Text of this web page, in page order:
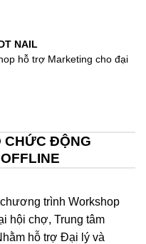
NAIL
hỗ trợ Marketing cho đại
CHỨC ĐỘNG
trình Workshop
hội chợ, Trung tâm
hỗ trợ Đại lý và